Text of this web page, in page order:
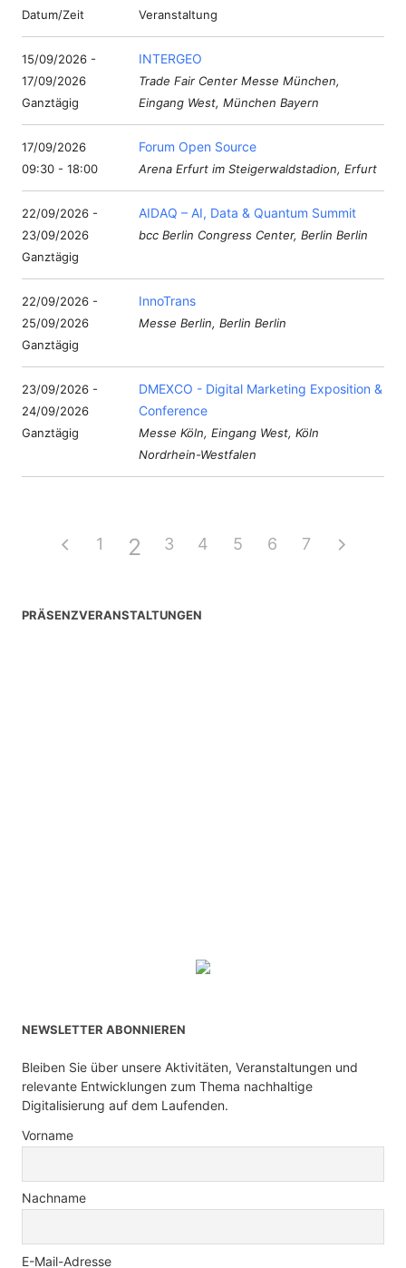
Datum/Zeit Veranstaltung
15/09/2026 -
17/09/2026
Ganztägig
INTERGEO
Trade Fair Center Messe München,
Eingang West, München Bayern
17/09/2026
09:30 - 18:00
Forum Open Source
Arena Erfurt im Steigerwaldstadion, Erfurt
22/09/2026 -
23/09/2026
Ganztägig
AIDAQ – AI, Data & Quantum Summit
bcc Berlin Congress Center, Berlin Berlin
22/09/2026 -
25/09/2026
Ganztägig
InnoTrans
Messe Berlin, Berlin Berlin
23/09/2026 -
24/09/2026
Ganztägig
DMEXCO - Digital Marketing Exposition &
Conference
Messe Köln, Eingang West, Köln
Nordrhein-Westfalen
1 2 3 4 5 6 7
PRÄSENZVERANSTALTUNGEN
NEWSLETTER ABONNIEREN
Bleiben Sie über unsere Aktivitäten, Veranstaltungen und
relevante Entwicklungen zum Thema nachhaltige
Digitalisierung auf dem Laufenden.
Vorname
Nachname
E-Mail-Adresse